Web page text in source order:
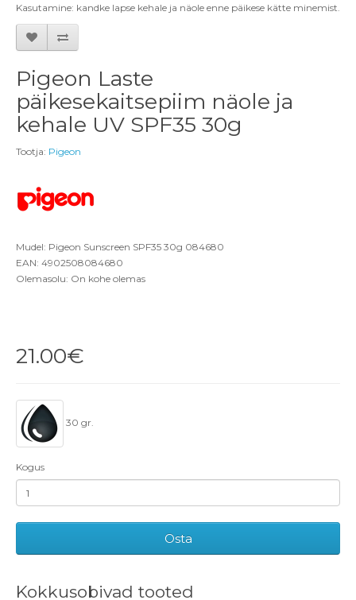
Kasutamine: kandke lapse kehale ja näole enne päikese kätte minemist.
Pigeon Laste
päikesekaitsepiim näole ja
kehale UV SPF35 30g
Tootja: Pigeon
Mudel: Pigeon Sunscreen SPF35 30g 084680
EAN: 4902508084680
Olemasolu: On kohe olemas
21.00€
30 gr.
Kogus
Osta
Kokkusobivad tooted